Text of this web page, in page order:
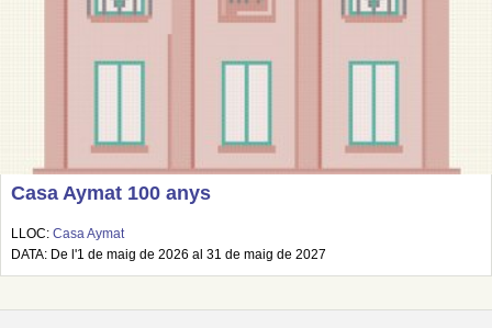
Casa Aymat 100 anys
LLOC: Casa Aymat
DATA: De l'1 de maig de 2026 al 31 de maig de 2027